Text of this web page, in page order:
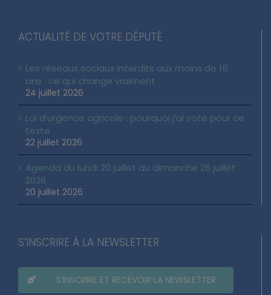
ACTUALITÉ DE VOTRE DÉPUTÉ
Les réseaux sociaux interdits aux moins de 15
ans : ce qui change vraiment
24 juillet 2026
Loi d’urgence agricole : pourquoi j’ai voté pour ce
texte
22 juillet 2026
Agenda du lundi 20 juillet au dimanche 26 juillet
2026
20 juillet 2026
S’INSCRIRE À LA NEWSLETTER
S’INSCRIRE ET RECEVOIR LA NEWSLETTER